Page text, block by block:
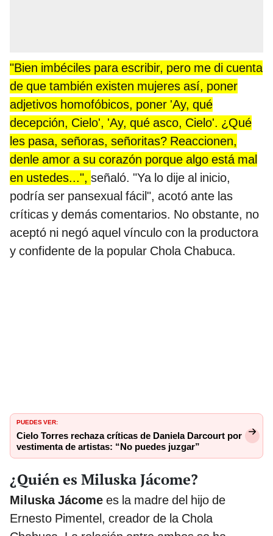
"Bien imbéciles para escribir, pero me di cuenta
de que también existen mujeres así, poner
adjetivos homofóbicos, poner 'Ay, qué
decepción, Cielo', 'Ay, qué asco, Cielo'. ¿Qué
les pasa, señoras, señoritas? Reaccionen,
denle amor a su corazón porque algo está mal
en ustedes...", señaló. "Ya lo dije al inicio,
podría ser pansexual fácil", acotó ante las
críticas y demás comentarios. No obstante, no
aceptó ni negó aquel vínculo con la productora
y confidente de la popular Chola Chabuca.
PUEDES VER:
Cielo Torres rechaza críticas de Daniela Darcourt por
vestimenta de artistas: “No puedes juzgar”
¿Quién es Miluska Jácome?
Miluska Jácome es la madre del hijo de
Ernesto Pimentel, creador de la Chola